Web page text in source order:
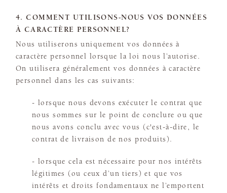
4. COMMENT UTILISONS-NOUS VOS DONNÉES
À CARACTÈRE PERSONNEL?
Nous utiliserons uniquement vos données à
caractère personnel lorsque la loi nous l’autorise.
On utilisera généralement vos données à caractère
personnel dans les cas suivants:
- lorsque nous devons exécuter le contrat que
nous sommes sur le point de conclure ou que
nous avons conclu avec vous (c'est-à-dire, le
contrat de livraison de nos produits).
- lorsque cela est nécessaire pour nos intérêts
légitimes (ou ceux d’un tiers) et que vos
intérêts et droits fondamentaux ne l’emportent